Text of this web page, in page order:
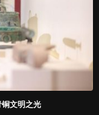
铜文明之光